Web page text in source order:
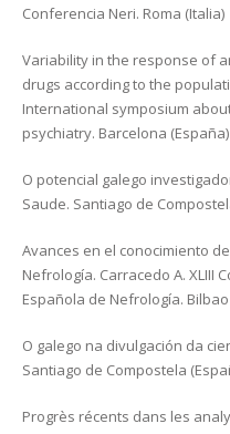
Conferencia Neri. Roma (Italia)
Variability in the response of
drugs according to the
International symposium
psychiatry. Barcelona (España)
O potencial galego
Saude. Santiago de
Avances en el conocimiento
Nefrología. Carracedo A. XLIII
Española de Nefrología.
O galego na divulgación da
Santiago de Compostela
Progrès récents dans les